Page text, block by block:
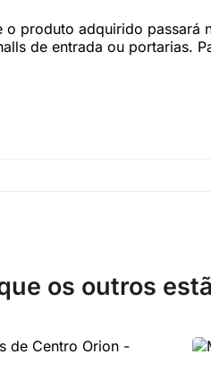
produto adquirido
de entrada ou portarias.
os outros